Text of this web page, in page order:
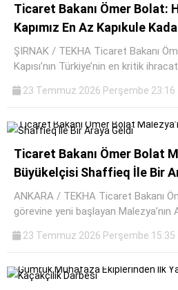
Ticaret Bakanı Ömer Bolat:
Kapımız En Az Kapıkule
ŞIRNAK / TEKHA Ticaret Bakanı
Kapısı’nın Türkiye’nin en kritik
23 Temmuz 2026 Perşembe 23:16
Ticaret Bakanı Ömer Bolat
Büyükelçisi Shaffieq İle Bir
ANKARA / TEKHA Ticaret Bakanı
görevine yeni başlayan
23 Temmuz 2026 Perşembe 15:35